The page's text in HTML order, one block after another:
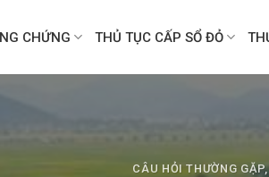
CHỨNG THỦ TỤC CẤP SỔ ĐỎ
CÂU HỎI THƯỜNG GẶP